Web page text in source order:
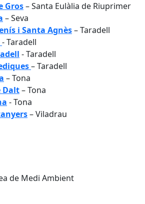
Gros– Santa Eulàlia de Riuprimer
– Seva
i Santa Agnès– Taradell
- Taradell
- Taradell
– Taradell
– Tona
Dalt– Tona
- Tona
– Viladrau
de Medi Ambient